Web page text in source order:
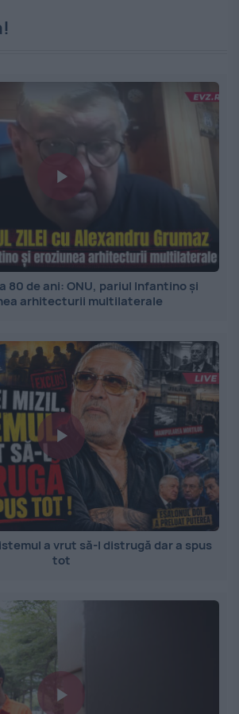
80 de ani: ONU, pariul Infantino și
arhitecturii multilaterale
a vrut să-l distrugă dar a spus
tot